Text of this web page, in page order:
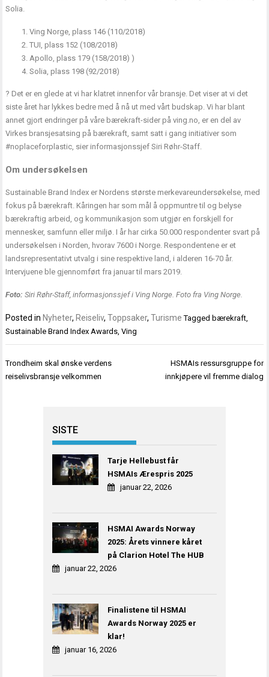
Solia.
Ving Norge, plass 146 (110/2018)
TUI, plass 152 (108/2018)
Apollo, plass 179 (158/2018) )
Solia, plass 198 (92/2018)
? Det er en glede at vi har klatret innenfor vår bransje. Det viser at vi det
siste året har lykkes bedre med å nå ut med vårt budskap. Vi har blant
annet gjort endringer på våre bærekraft-sider på ving.no, er en del av
Virkes bransjesatsing på bærekraft, samt satt i gang initiativer som
#noplaceforplastic, sier informasjonssjef Siri Røhr-Staff.
Om undersøkelsen
Sustainable Brand Index er Nordens største merkevareundersøkelse, med
fokus på bærekraft. Kåringen har som mål å oppmuntre til og belyse
bærekraftig arbeid, og kommunikasjon som utgjør en forskjell for
mennesker, samfunn eller miljø. I år har cirka 50.000 respondenter svart på
undersøkelsen i Norden, hvorav 7600 i Norge. Respondentene er et
landsrepresentativt utvalg i sine respektive land, i alderen 16-70 år.
Intervjuene ble gjennomført fra januar til mars 2019.
Foto: Siri Røhr-Staff, informasjonssjef i Ving Norge. Foto fra Ving Norge.
Posted in Nyheter, Reiseliv,Toppsaker,Turisme Tagged bærekraft,
Sustainable Brand Index Awards,Ving
Innleggsnavigasjon
Trondheim skal ønske verdens
reiselivsbransje velkommen
HSMAIs ressursgruppe for
innkjøpere vil fremme dialog
SISTE
Tarje Hellebust får
HSMAIs Ærespris 2025
januar 22, 2026
HSMAI Awards Norway
2025: Årets vinnere kåret
på Clarion Hotel The HUB
januar 22, 2026
Finalistene til HSMAI
Awards Norway 2025 er
klar!
januar 16, 2026